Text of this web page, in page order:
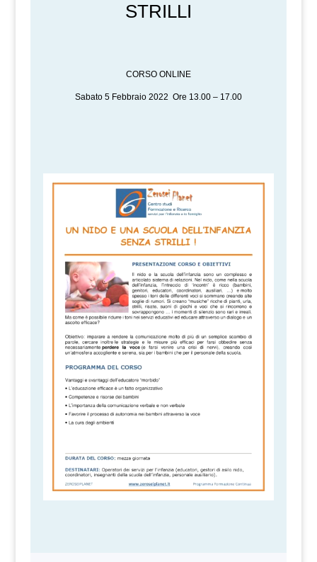
STRILLI
CORSO ONLINE
Sabato 5 Febbraio 2022 Ore 13.00 – 17.00